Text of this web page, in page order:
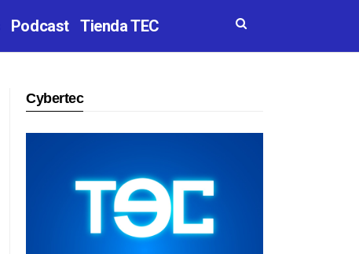
Podcast Tienda TEC
Cybertec